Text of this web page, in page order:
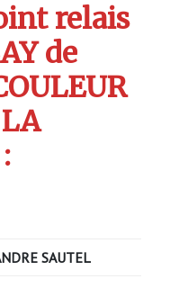
relais
de
SAUTEL